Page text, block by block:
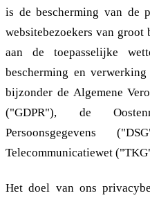
is de bescherming van de
websitebezoekers van groot
aan de toepasselijke
bescherming en
bijzonder de Algemene
("GDPR"), de
Persoonsgegevens
Telecommunicatiewet
Het doel van ons